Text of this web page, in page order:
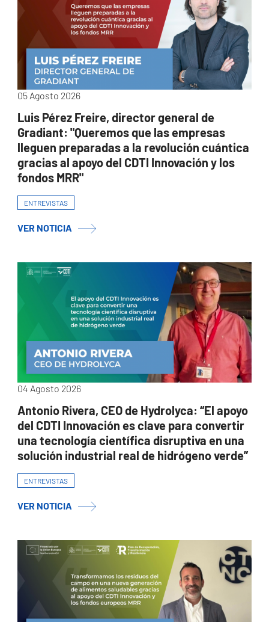
05 Agosto 2026
Luis Pérez Freire, director general de
Gradiant: "Queremos que las empresas
lleguen preparadas a la revolución cuántica
gracias al apoyo del CDTI Innovación y los
fondos MRR"
ENTREVISTAS
VER NOTICIA
04 Agosto 2026
Antonio Rivera, CEO de Hydrolyca: “El apoyo
del CDTI Innovación es clave para convertir
una tecnología científica disruptiva en una
solución industrial real de hidrógeno verde”
ENTREVISTAS
VER NOTICIA